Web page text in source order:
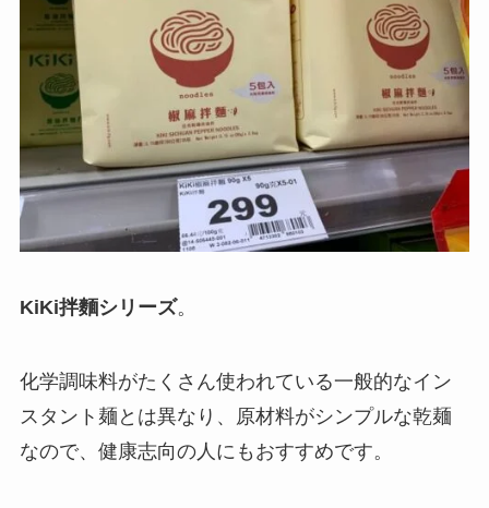
KiKi拌麵シリーズ。
化学調味料がたくさん使われている一般的なイン
スタント麺とは異なり、原材料がシンプルな乾麺
なので、健康志向の人にもおすすめです。